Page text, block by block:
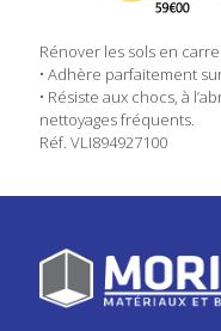
Rénover les sols en
• Adhère parfaitement
• Résiste aux chocs, à
nettoyages fréquents.
Réf. VLI894927100